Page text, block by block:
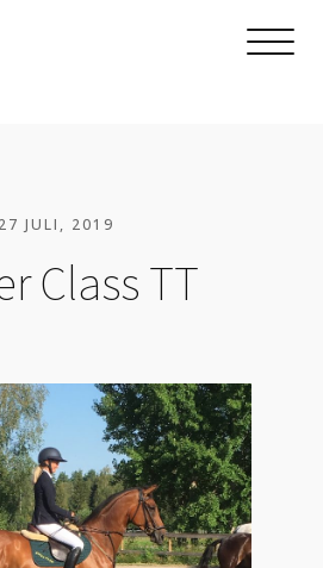
27 JULI, 2019
Class TT